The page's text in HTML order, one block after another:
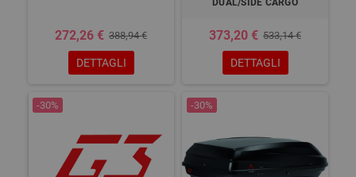
272,26 € 388,94 €
DETTAGLI
DUAL/SIDE CARGO
373,20 € 533,14 €
DETTAGLI
-30% -30%